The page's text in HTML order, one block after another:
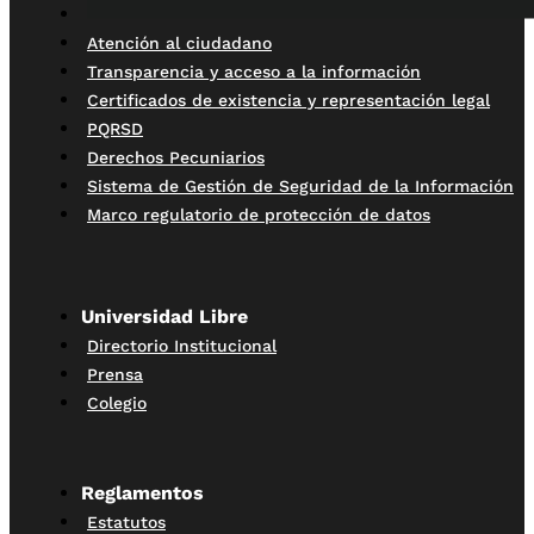
Atención al ciudadano
Transparencia y acceso a la información
Certificados de existencia y representación legal
PQRSD
Derechos Pecuniarios
Sistema de Gestión de Seguridad de la Información
Marco regulatorio de protección de datos
Universidad Libre
Directorio Institucional
Prensa
Colegio
Reglamentos
Estatutos